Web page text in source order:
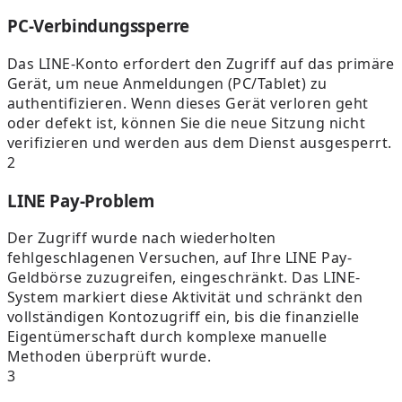
PC-Verbindungssperre
Das LINE-Konto erfordert den Zugriff auf das primäre
Gerät, um neue Anmeldungen (PC/Tablet) zu
authentifizieren. Wenn dieses Gerät verloren geht
oder defekt ist, können Sie die neue Sitzung nicht
verifizieren und werden aus dem Dienst ausgesperrt.
2
LINE Pay-Problem
Der Zugriff wurde nach wiederholten
fehlgeschlagenen Versuchen, auf Ihre LINE Pay-
Geldbörse zuzugreifen, eingeschränkt. Das LINE-
System markiert diese Aktivität und schränkt den
vollständigen Kontozugriff ein, bis die finanzielle
Eigentümerschaft durch komplexe manuelle
Methoden überprüft wurde.
3